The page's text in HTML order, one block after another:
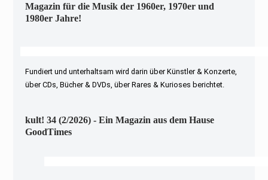
Magazin für die Musik der 1960er, 1970er und
1980er Jahre!
Fundiert und unterhaltsam wird darin über Künstler & Konzerte,
über CDs, Bücher & DVDs, über Rares & Kurioses berichtet.
kult! 34 (2/2026) - Ein Magazin aus dem Hause
GoodTimes